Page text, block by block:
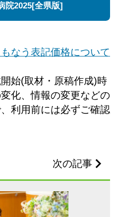
院2025[全県版]
なう表記価格について
始(取材・原稿作成)時
化、情報の変更などの
利用前には必ずご確認
次の記事